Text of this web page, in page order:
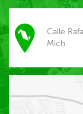
Calle
Mich.